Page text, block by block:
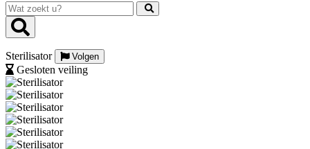
Wat
zoekt
u?
Sterilisator Volgen
Gesloten veiling